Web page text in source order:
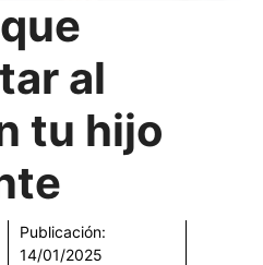
al
tu hijo
Publicación:
14/01/2025